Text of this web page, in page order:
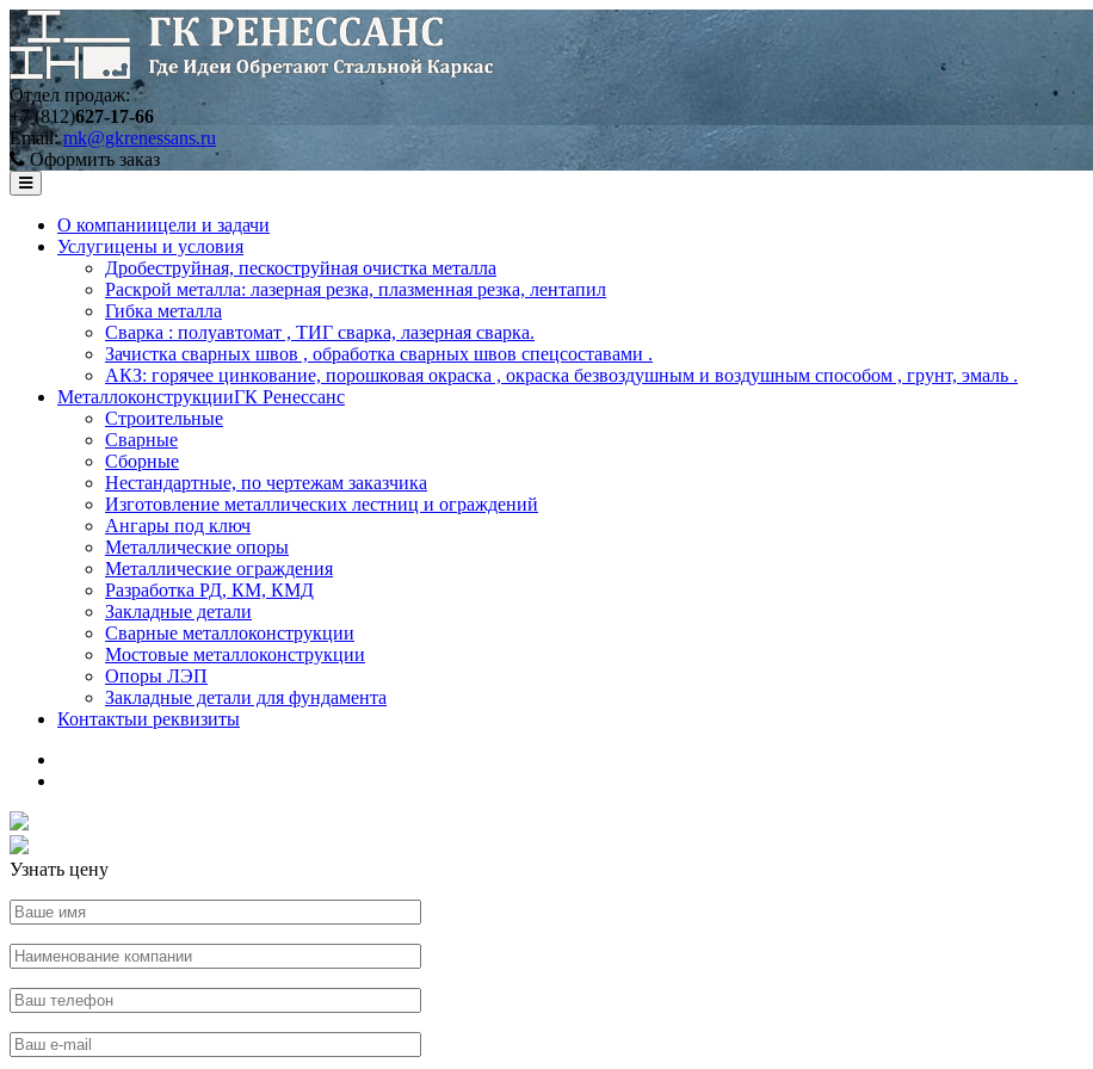
Отдел продаж:
+7 (812)627-17-66
Email:mk@gkrenessans.ru
Оформить заказ
О компаниицели и задачи
Услугицены и условия
Дробеструйная, пескоструйная очистка металла
Раскрой металла: лазерная резка, плазменная резка, лентапил
Гибка металла
Сварка : полуавтомат , ТИГ сварка, лазерная сварка.
Зачистка сварных швов , обработка сварных швов спецсоставами .
АКЗ: горячее цинкование, порошковая окраска , окраска безвоздушным и воздушным способом , грунт, эмаль .
МеталлоконструкцииГК Ренессанс
Строительные
Сварные
Сборные
Нестандартные, по чертежам заказчика
Изготовление металлических лестниц и ограждений
Ангары под ключ
Металлические опоры
Металлические ограждения
Разработка РД, КМ, КМД
Закладные детали
Сварные металлоконструкции
Мостовые металлоконструкции
Опоры ЛЭП
Закладные детали для фундамента
Контактыи реквизиты
Узнать цену